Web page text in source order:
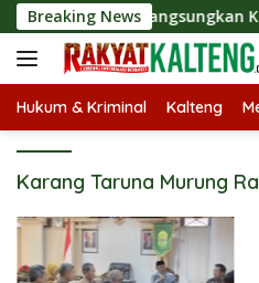
Langsung
ke
konten
Breaking News
Barut Langsungkan
Hukum & Kriminal Kalteng
Karang Taruna Murung